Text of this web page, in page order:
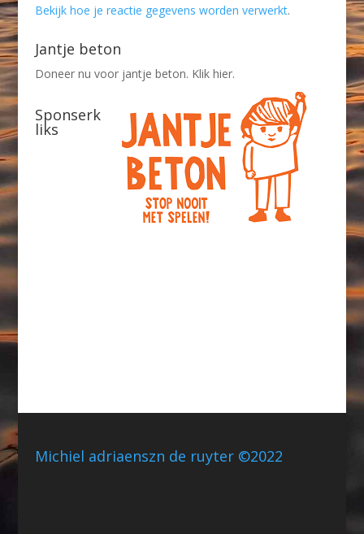
Bekijk hoe je reactie gegevens worden verwerkt.
Jantje beton
Doneer nu voor jantje beton. Klik hier.
Sponserk
liks
Michiel adriaenszn de ruyter ©2022